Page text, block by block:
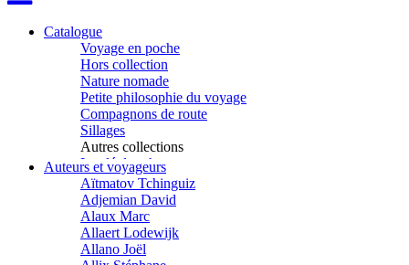
Catalogue
Voyage en poche
Hors collection
Nature nomade
Petite philosophie du voyage
Compagnons de route
Sillages
Autres collections
La clé des champs
Chemins d’étoiles
Visions
Auteurs et voyageurs
Aïtmatov Tchinguiz
Adjemian David
Alaux Marc
Allaert Lodewijk
Allano Joël